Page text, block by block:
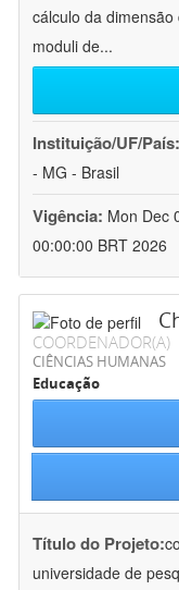
cálculo da
moduli de...
Instituição/UF/País:
- MG - Brasil
Vigência: Mon Dec
00:00:00 BRT 2026
COORDENADOR(A)
CIÊNCIAS HUMANAS
Educação
Título do Projeto:
universidade de